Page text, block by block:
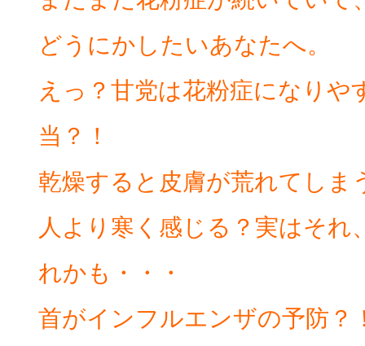
どうにかしたいあなたへ。
えっ？甘党は花粉症になりや
当？！
乾燥すると皮膚が荒れてしま
人より寒く感じる？実はそれ
れかも・・・
首がインフルエンザの予防？